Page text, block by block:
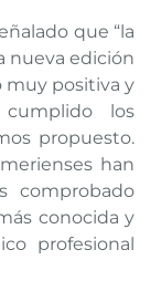
que “la
nueva edición
muy positiva y
los
propuesto.
han
comprobado
conocida y
profesional